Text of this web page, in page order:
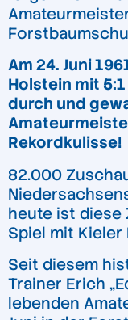
Am 24. Juni
Holstein mit
durch und
Rekordkulisse!
82.000
heute ist diese
Spiel mit Kieler
Seit diesem
Trainer Erich
lebenden